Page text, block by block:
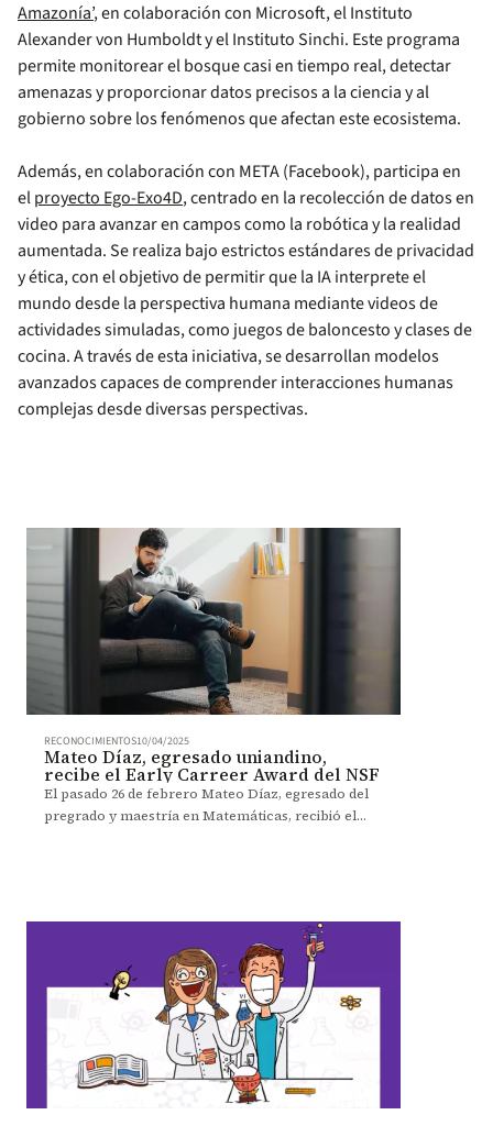
Amazonía’, en colaboración con Microsoft, el Instituto
Alexander von Humboldt y el Instituto Sinchi. Este programa
permite monitorear el bosque casi en tiempo real, detectar
amenazas y proporcionar datos precisos a la ciencia y al
gobierno sobre los fenómenos que afectan este ecosistema.
Además, en colaboración con META (Facebook), participa en
elproyecto Ego-Exo4D, centrado en la recolección de datos en
video para avanzar en campos como la robótica y la realidad
aumentada. Se realiza bajo estrictos estándares de privacidad
y ética, con el objetivo de permitir que la IA interprete el
mundo desde la perspectiva humana mediante videos de
actividades simuladas, como juegos de baloncesto y clases de
cocina. A través de esta iniciativa, se desarrollan modelos
avanzados capaces de comprender interacciones humanas
complejas desde diversas perspectivas.
RECONOCIMIENTOS10/04/2025
Mateo Díaz, egresado uniandino,
recibe el Early Carreer Award del NSF
El pasado 26 de febrero Mateo Díaz, egresado del
pregrado y maestría en Matemáticas, recibió el